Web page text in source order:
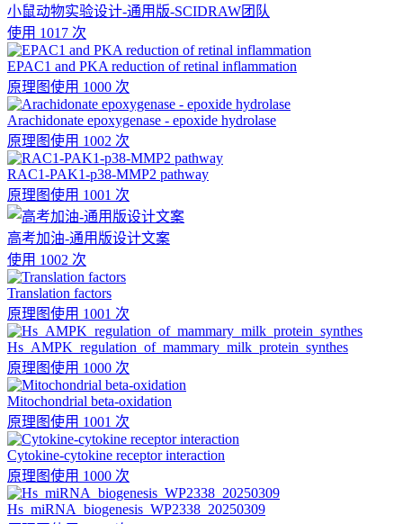
小鼠动物实验设计-通用版-SCIDRAW团队
使用 1017 次
EPAC1 and PKA reduction of retinal inflammation
原理图使用 1000 次
Arachidonate epoxygenase - epoxide hydrolase
原理图使用 1002 次
RAC1-PAK1-p38-MMP2 pathway
原理图使用 1001 次
高考加油-通用版设计文案
使用 1002 次
Translation factors
原理图使用 1001 次
Hs_AMPK_regulation_of_mammary_milk_protein_synthes
原理图使用 1000 次
Mitochondrial beta-oxidation
原理图使用 1001 次
Cytokine-cytokine receptor interaction
原理图使用 1000 次
Hs_miRNA_biogenesis_WP2338_20250309